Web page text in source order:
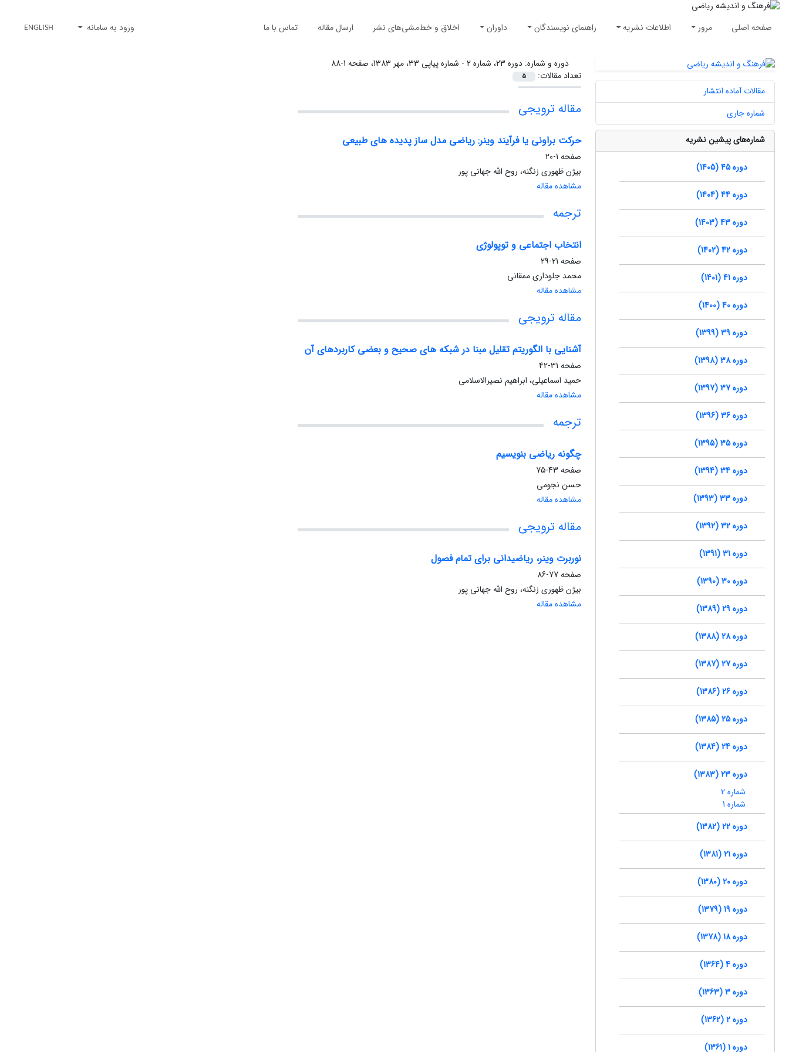
صفحه اصلی مرور اطلاعات نشریه راهنمای نویسندگان داوران اخلاق و خط‌مشی‌های نشر ارسال مقاله تماس با ما ورود به سامانه ENGLISH
دوره و شماره:دوره 23، شماره 2 - شماره پیاپی 33، مهر 1383، صفحه 1-88
تعداد مقالات:
5
مقاله ترویجی
حرکت براونی یا فرآیند وینر: ریاضی مدل ساز پدیده های طبیعی
صفحه 1-20
بیژن ظهوری زنگنه، روح الله جهانی پور
مشاهده مقاله
ترجمه
انتخاب اجتماعی و توپولوژی
صفحه 21-29
محمد جلوداری ممقانی
مشاهده مقاله
مقاله ترویجی
آشنایی با الگوریتم تقلیل مبنا در شبکه های صحیح و بعضی کاربردهای آن
صفحه 31-42
حمید اسماعیلی، ابراهیم نصیرالاسلامی
مشاهده مقاله
ترجمه
چگونه ریاضی بنویسیم
صفحه 43-75
حسن نجومی
مشاهده مقاله
مقاله ترویجی
نوربرت وینر، ریاضیدانی برای تمام فصول
صفحه77-86
بیژن ظهوری زنگنه، روح الله جهانی پور
مشاهده مقاله
مقالات آماده انتشار
شماره جاری
شماره‌های پیشین نشریه
دوره 45 (1405)
دوره 44 (1404)
دوره 43 (1403)
دوره 42 (1402)
دوره 41 (1401)
دوره 40 (1400)
دوره 39 (1399)
دوره 38 (1398)
دوره 37 (1397)
دوره 36 (1396)
دوره 35 (1395)
دوره 34 (1394)
دوره 33 (1393)
دوره 32 (1392)
دوره 31 (1391)
دوره 30 (1390)
دوره 29 (1389)
دوره 28 (1388)
دوره 27 (1387)
دوره 26 (1386)
دوره 25 (1385)
دوره 24 (1384)
دوره 23 (1383)
شماره 2
شماره 1
دوره 22 (1382)
دوره 21 (1381)
دوره 20 (1380)
دوره 19 (1379)
دوره 18 (1378)
دوره 4 (1364)
دوره 3 (1363)
دوره 2 (1362)
دوره 1 (1361)